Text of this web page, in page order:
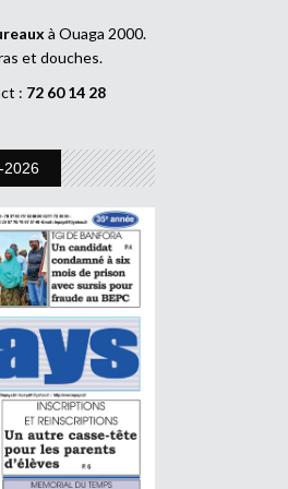
à Ouaga 2000.
et douches.
: 72 60 14 28
2026